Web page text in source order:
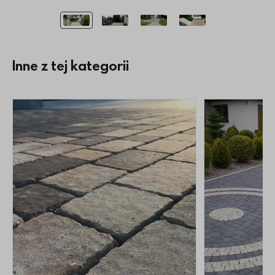
Inne z tej kategorii